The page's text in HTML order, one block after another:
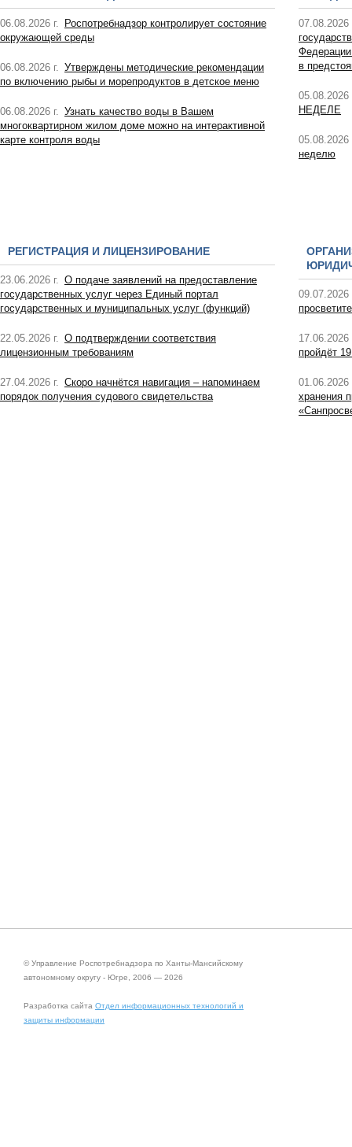
06.08.2026 г.
Роспотребнадзор контролирует состояние
окружающей среды
06.08.2026 г. Утверждены методические рекомендации
по включению рыбы и морепродуктов в детское меню
06.08.2026 г. Узнать качество воды в Вашем
многоквартирном жилом доме можно на интерактивной
карте контроля воды
07.08.2026
в
05.08.2026
НЕДЕЛЕ
05.08.2026
неделю
РЕГИСТРАЦИЯ И ЛИЦЕНЗИРОВАНИЕ
23.06.2026 г. О подаче заявлений на предоставление
государственных услуг через Единый портал
государственных и муниципальных услуг (функций)
22.05.2026 г. О подтверждении соответствия
лицензионным требованиям
27.04.2026 г. Скоро начнётся навигация – напоминаем
порядок получения судового свидетельства
09.07.2026
17.06.2026
пройдёт
01.06.2026
хранения
© Управление Роспотребнадзора по Ханты-Мансийскому
автономному округу - Югре, 2006 — 2026
Разработка сайта Отдел информационных технологий и
защиты информации